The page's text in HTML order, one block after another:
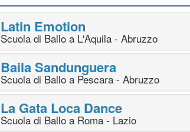
Latin Emotion
Scuola di Ballo a L'Aquila - Abruzzo
Baila Sandunguera
Scuola di Ballo a Pescara - Abruzzo
La Gata Loca Dance
Scuola di Ballo a Roma - Lazio